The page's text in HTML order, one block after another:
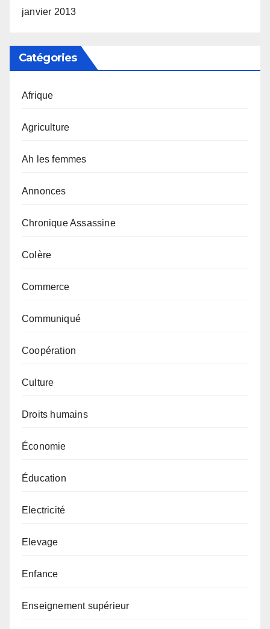
janvier 2013
Catégories
Afrique
Agriculture
Ah les femmes
Annonces
Chronique Assassine
Colère
Commerce
Communiqué
Coopération
Culture
Droits humains
Économie
Éducation
Electricité
Elevage
Enfance
Enseignement supérieur